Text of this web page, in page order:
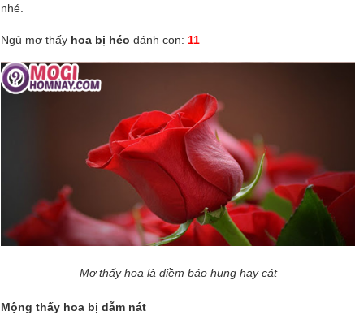
nhé.
Ngủ mơ thấy hoa bị héo đánh con: 11
Mơ thấy hoa là điềm báo hung hay cát
Mộng thấy hoa bị dẫm nát